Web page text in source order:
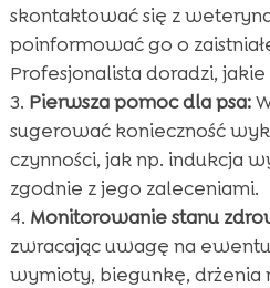
skontaktować się z
poinformować go o
Profesjonalista doradzi,
Pierwsza pomoc dla psa:
sugerować konieczność
czynności, jak np. indukcja
zgodnie z jego zaleceniami.
Monitorowanie stanu
zwracając uwagę na
wymioty, biegunkę, drżenia